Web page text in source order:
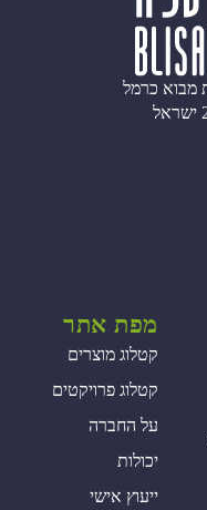
מפת אתר
קטלוג מוצרים
קטלוג פרויקטים
על החברה
יכולות
ייעוץ אישי